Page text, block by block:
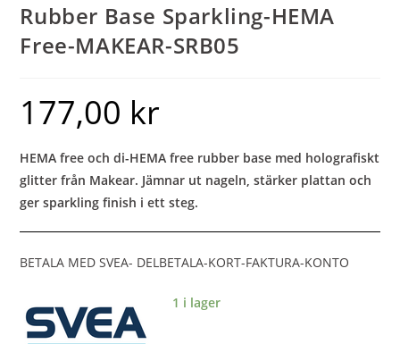
Rubber Base Sparkling-HEMA
Free-MAKEAR-SRB05
177,00 kr
HEMA free och di-HEMA free rubber base med holografiskt
glitter från Makear. Jämnar ut nageln, stärker plattan och
ger sparkling finish i ett steg.
BETALA MED SVEA- DELBETALA-KORT-FAKTURA-KONTO
1 i lager